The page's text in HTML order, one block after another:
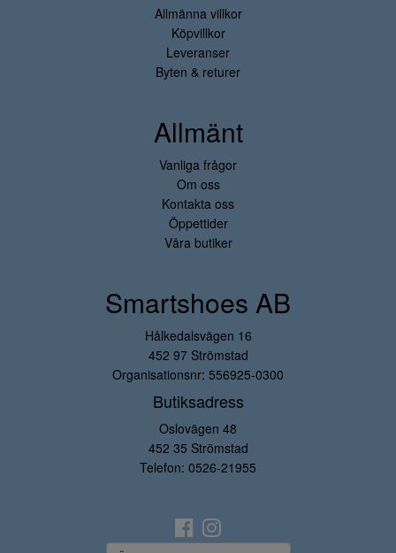
Allmänna villkor
Köpvillkor
Leveranser
Byten & returer
Allmänt
Vanliga frågor
Om oss
Kontakta oss
Öppettider
Våra butiker
Smartshoes AB
Hålkedalsvägen 16
452 97 Strömstad
Organisationsnr: 556925-0300
Butiksadress
Oslovägen 48
452 35 Strömstad
Telefon: 0526-21955